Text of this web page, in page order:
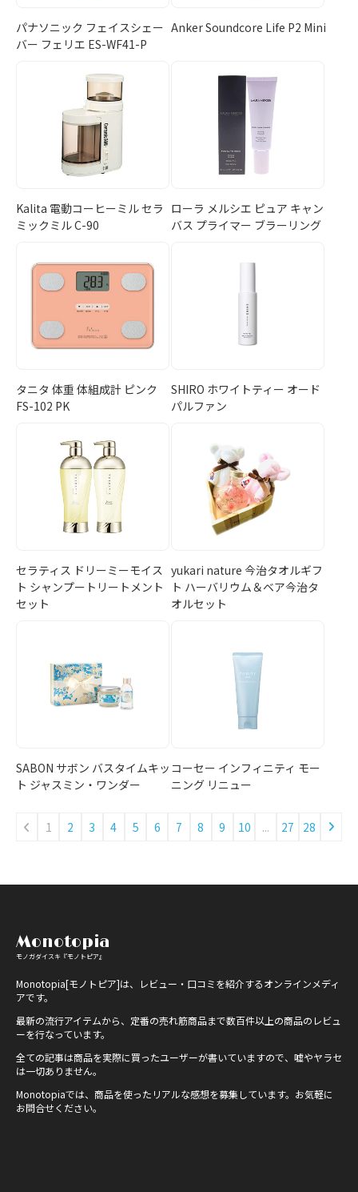
パナソニック フェイスシェー
バー フェリエ ES-WF41-P
Anker Soundcore Life P2 Mini
Kalita 電動コーヒーミル セラ
ミックミル C-90
ローラ メルシエ ピュア キャン
バス プライマー ブラーリング
タニタ 体重 体組成計 ピンク
FS-102 PK
SHIRO ホワイトティー オード
パルファン
セラティス ドリーミーモイス
ト シャンプートリートメント
セット
yukari nature 今治タオルギフ
ト ハーバリウム＆ベア今治タ
オルセット
SABON サボン バスタイムキッ
ト ジャスミン・ワンダー
コーセー インフィニティ モー
ニング リニュー
1 2 3 4 5 6 7 8 9 10 ... 27 28
Monotopia
モノガダイスキ『モノトピア』
Monotopia[モノトピア]は、レビュー・口コミを紹介するオンラインメディ
アです。
最新の流行アイテムから、定番の売れ筋商品まで数百件以上の商品のレビュ
ーを行なっています。
全ての記事は商品を実際に買ったユーザーが書いていますので、嘘やヤラセ
は一切ありません。
Monotopiaでは、商品を使ったリアルな感想を募集しています。お気軽に
お問合せください。